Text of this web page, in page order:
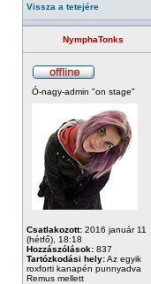
Vissza a tetejére
NymphaTonks
Ó-nagy-admin "on stage"
Csatlakozott: 2016 január 11
(hétfő), 18:18
Hozzászólások: 837
Tartózkodási hely:Az egyik
roxforti kanapén punnyadva
Remus mellett